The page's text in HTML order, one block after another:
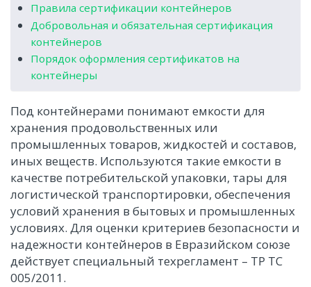
Правила сертификации контейнеров
Добровольная и обязательная сертификация
контейнеров
Порядок оформления сертификатов на
контейнеры
Под контейнерами понимают емкости для
хранения продовольственных или
промышленных товаров, жидкостей и составов,
иных веществ. Используются такие емкости в
качестве потребительской упаковки, тары для
логистической транспортировки, обеспечения
условий хранения в бытовых и промышленных
условиях. Для оценки критериев безопасности и
надежности контейнеров в Евразийском союзе
действует специальный техрегламент – ТР ТС
005/2011.